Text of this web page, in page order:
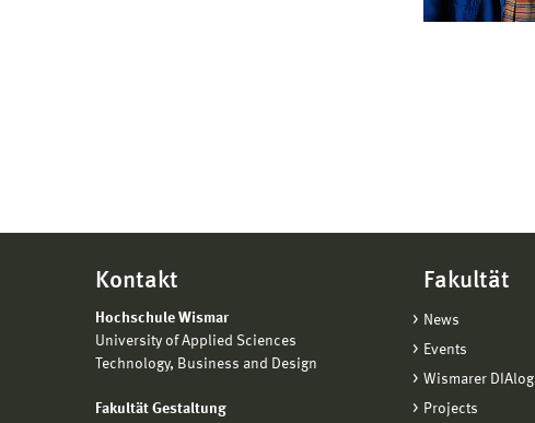
Kontakt
Hochschule Wismar
University of Applied Sciences
Technology, Business and Design
Fakultät Gestaltung
Fakultät
News
Events
Wismarer DIAlog
Projects